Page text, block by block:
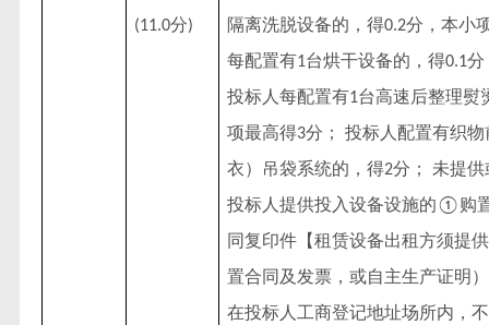
(11.0分)
隔离洗脱设备的，得0.2分，本小
每配置有1台烘干设备的，得0.1分
投标人每配置有1台高速后整理熨
项最高得3分； 投标人配置有织
衣）吊袋系统的，得2分； 未提
投标人提供投入设备设施的①购
同复印件【租赁设备出租方须提
置合同及发票，或自主生产证明
在投标人工商登记地址场所内，